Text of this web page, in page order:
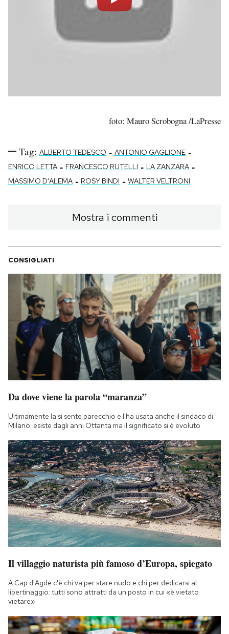
foto: Mauro Scrobogna /LaPresse
Tag: ALBERTO TEDESCO - ANTONIO GAGLIONE -
ENRICO LETTA - FRANCESCO RUTELLI - LA ZANZARA -
MASSIMO D'ALEMA - ROSY BINDI - WALTER VELTRONI
Mostra i commenti
CONSIGLIATI
Da dove viene la parola “maranza”
Ultimamente la si sente parecchio e l'ha usata anche il sindaco di
Milano: esiste dagli anni Ottanta ma il significato si è evoluto
Il villaggio naturista più famoso d’Europa, spiegato
A Cap d'Agde c'è chi va per stare nudo e chi per dedicarsi al
libertinaggio: tutti sono attratti da un posto in cui «è vietato
vietare»